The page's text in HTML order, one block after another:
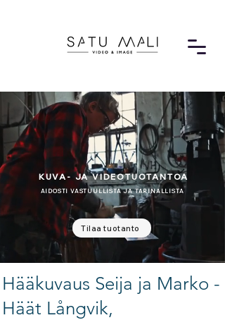
KUVA- JA VIDEOTUOTANTOA
AIDOSTI VASTUULLISTA JA TARINALLISTA
Tilaa tuotanto
Hääkuvaus Seija ja Marko -
Häät Långvik,